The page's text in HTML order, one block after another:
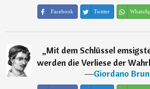
Facebook Twitter
„Mit dem Schlüssel
werden die Verliese der
―Giordano